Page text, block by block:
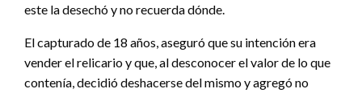
este la desechó y no recuerda dónde.
El capturado de 18 años, aseguró que su intención era
vender el relicario y que, al desconocer el valor de lo que
contenía, decidió deshacerse del mismo y agregó no